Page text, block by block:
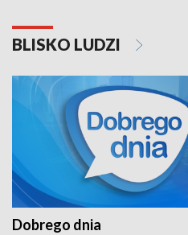
BLISKO LUDZI
Dobrego dnia